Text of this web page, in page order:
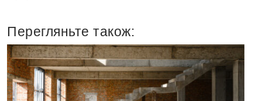
Перегляньте також: